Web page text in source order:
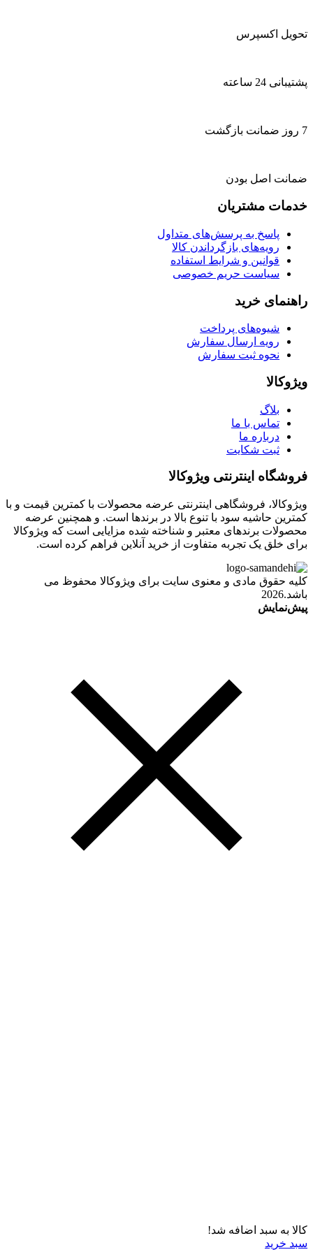
تحویل اکسپرس
پشتیبانی 24 ساعته
7 روز ضمانت بازگشت
ضمانت اصل بودن
خدمات مشتریان
پاسخ به پرسش‌های متداول
رویه‌های بازگرداندن کالا
قوانین و شرایط استفاده
سیاست حریم خصوصی
راهنمای خرید
شیوه‌های پرداخت
رویه ارسال سفارش
نحوه ثبت سفارش
ویژوکالا
بلاگ
تماس با ما
درباره ما
ثبت شکایت
فروشگاه اینترنتی ویژوکالا
ویژوکالا، فروشگاهی اینترنتی عرضه محصولات با کمترین قیمت و با
کمترین حاشیه سود با تنوع بالا در برندها است. و همچنین عرضه
محصولات برندهای معتبر و شناخته شده مزایایی است که ویژوکالا
برای خلق یک تجربه متفاوت از خرید آنلاین فراهم کرده است.
کلیه حقوق مادی و معنوی سایت برای ویژوکالا محفوظ می
باشد.2026
پیش‌نمایش
کالا به سبد اضافه شد!
سبد خرید